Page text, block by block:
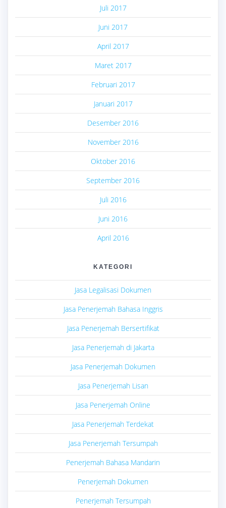
Juli 2017
Juni 2017
April 2017
Maret 2017
Februari 2017
Januari 2017
Desember 2016
November 2016
Oktober 2016
September 2016
Juli 2016
Juni 2016
April 2016
KATEGORI
Jasa Legalisasi Dokumen
Jasa Penerjemah Bahasa Inggris
Jasa Penerjemah Bersertifikat
Jasa Penerjemah di Jakarta
Jasa Penerjemah Dokumen
Jasa Penerjemah Lisan
Jasa Penerjemah Online
Jasa Penerjemah Terdekat
Jasa Penerjemah Tersumpah
Penerjemah Bahasa Mandarin
Penerjemah Dokumen
Penerjemah Tersumpah